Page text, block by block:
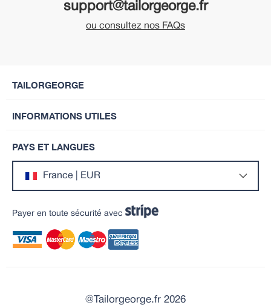
support@tailorgeorge.fr
ou consultez nos FAQs
TAILORGEORGE
INFORMATIONS UTILES
PAYS ET LANGUES
France | EUR
Payer en toute sécurité avec
@Tailorgeorge.fr 2026